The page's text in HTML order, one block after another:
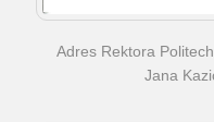
Adres Rektora
Jana